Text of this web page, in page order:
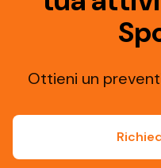
Ottieni un